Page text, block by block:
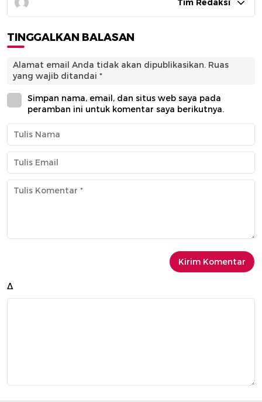
Tim Redaksi
TINGGALKAN BALASAN
Alamat email Anda tidak akan dipublikasikan. Ruas
yang wajib ditandai *
Simpan nama, email, dan situs web saya pada
peramban ini untuk komentar saya berikutnya.
Δ